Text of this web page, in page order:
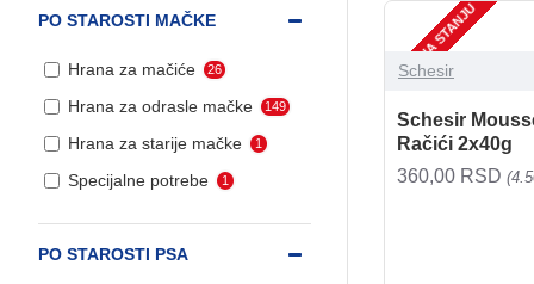
PO STAROSTI MAČKE
Hrana za mačiće 26
Hrana za odrasle mačke 149
Hrana za starije mačke 1
Specijalne potrebe 1
PO STAROSTI PSA
NEMA NA STANJU
Schesir
Schesir
Račići 2x40g
360,00 RSD